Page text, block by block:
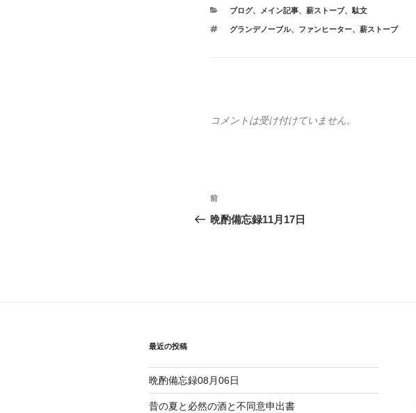
カ
ゴ
ブログ、 メイン記事、 薪ストーブ、 駄文
タ
グランデノーブル、 ファンヒーター、 薪ストーブ
コメントは受け付けていません。
投
稿
ョ
ン
前
の
前
晩酌備忘録11月17日
最近の投稿
晩酌備忘録08月06日
昔の夏と必然の酒と不同意申出書